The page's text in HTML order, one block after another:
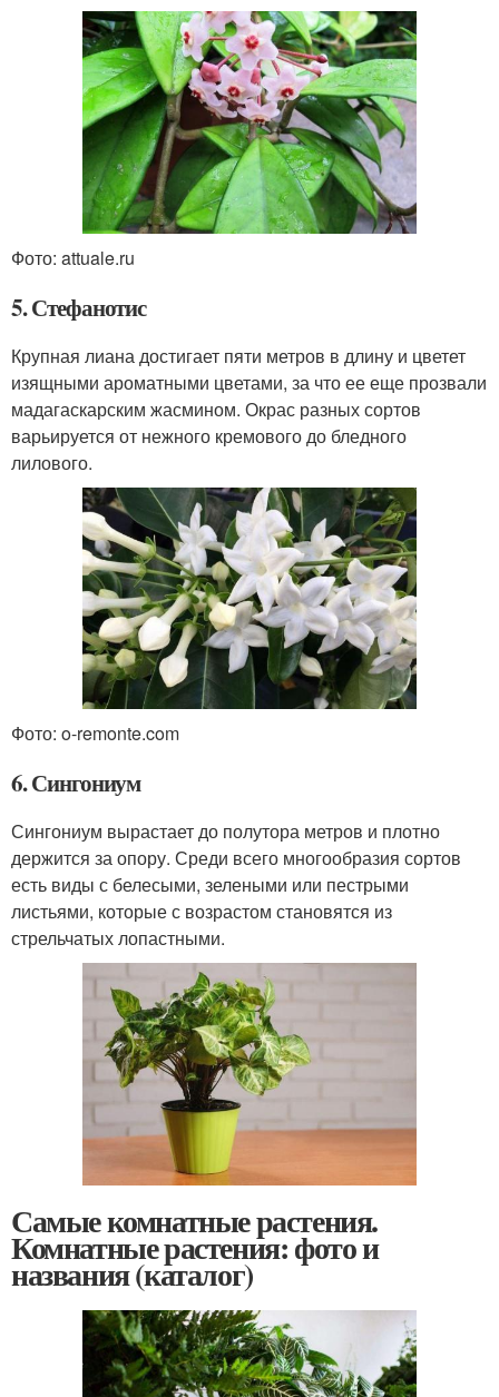
Фото: attuale.ru
5. Стефанотис
Крупная лиана достигает пяти метров в длину и цветет
изящными ароматными цветами, за что ее еще прозвали
мадагаскарским жасмином. Окрас разных сортов
варьируется от нежного кремового до бледного
лилового.
Фото: o-remonte.com
6. Сингониум
Сингониум вырастает до полутора метров и плотно
держится за опору. Среди всего многообразия сортов
есть виды с белесыми, зелеными или пестрыми
листьями, которые с возрастом становятся из
стрельчатых лопастными.
Самые комнатные растения.
Комнатные растения: фото и
названия (каталог)